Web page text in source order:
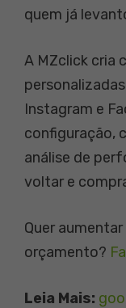
quem já
A MZclick cria
Instagram e
configuração,
análise de
voltar e
Quer
orçamento?
Leia Mais: